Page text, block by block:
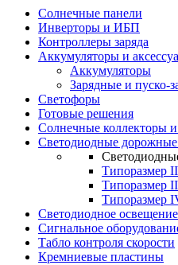
Солнечные панели
Инверторы и ИБП
Контроллеры заряда
Аккумуляторы и
Аккумуляторы
Зарядные и пуско-
Светофоры
Готовые решения
Солнечные коллекторы
Светодиодные дорожные
Типоразмер II
Типоразмер
Типоразмер
Светодиодное
Сигнальное
Табло контроля скорости
Кремниевые пластины